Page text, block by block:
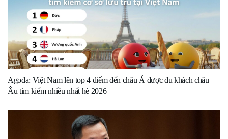
Agoda: Việt Nam lên top 4 điểm đến châu Á được du khách châu
Âu tìm kiếm nhiều nhất hè 2026